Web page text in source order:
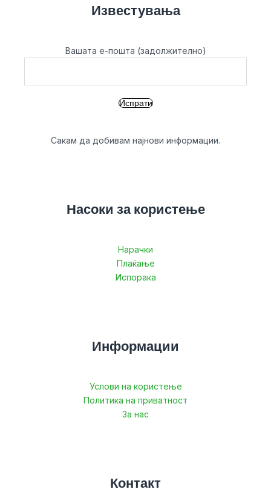
Известувања
Вашата е-пошта (задолжително)
Сакам да добивам најнови информации.
Насоки за користење
Нарачки
Плаќање
Испорака
Информации
Услови на користење
Политика на приватност
За нас
Контакт